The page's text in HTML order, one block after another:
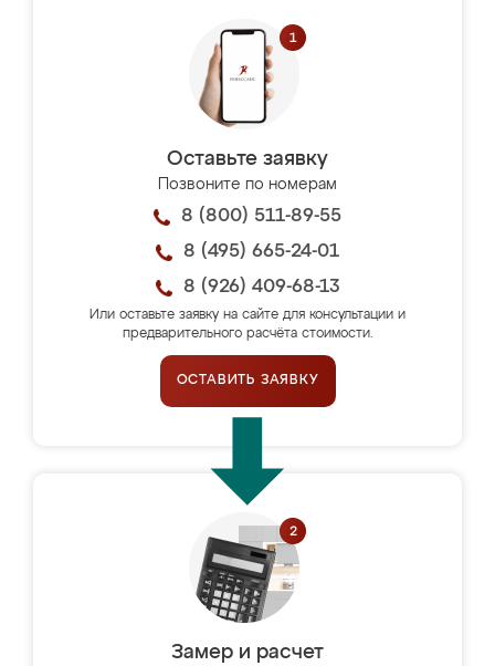
Оставьте заявку
Позвоните по номерам
8 (800) 511-89-55
8 (495) 665-24-01
8 (926) 409-68-13
Или оставьте заявку на сайте для консультации и
предварительного расчёта стоимости.
ОСТАВИТЬ ЗАЯВКУ
Замер и расчет